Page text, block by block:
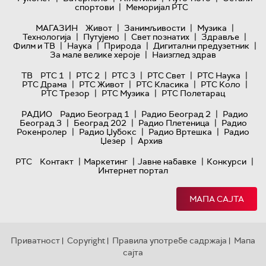
спортови | Меморијал РТС
МАГАЗИН
Живот | Занимљивости | Музика |
Технологијa | Путујемо | Свет познатих | Здравље |
Филм и ТВ | Наука | Природа | Дигитални предузетник |
За мале велике хероје | Наизглед здрав
ТВ
РТС 1 | РТС 2 | РТС 3 | РТС Свет | РТС Наука |
РТС Драма | РТС Живот | РТС Класика | РТС Коло |
РТС Трезор | РТС Музика | РТС Полетарац
РАДИО
Радио Београд 1 | Радио Београд 2 | Радио
Београд 3 | Београд 202 | Радио Плетеница | Радио
Рокенролер | Радио Џубокс | Радио Вртешка | Радио
Џезер | Архив
РТС
Контакт | Маркетинг | Јавне набавке | Конкурси |
Интернет портал
МАПА САЈТА
Приватност | Copyright | Правила употребе садржаја | Мапа
сајта